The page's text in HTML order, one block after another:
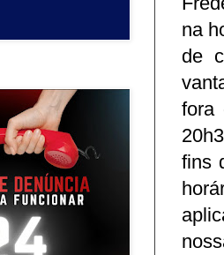
na
de
fora
fins